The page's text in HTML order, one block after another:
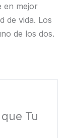
en mejor
de vida. Los
de los dos.
Tu